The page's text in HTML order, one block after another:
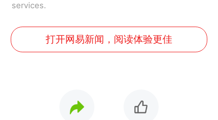
services.
打开网易新闻，阅读体验更佳